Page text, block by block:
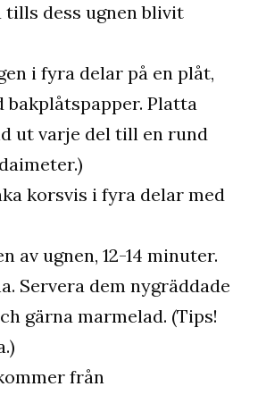
tills dess ugnen blivit
i fyra delar på en plåt,
bakplåtspapper. Platta
ut varje del till en rund
korsvis i fyra delar med
av ugnen, 12-14 minuter.
Servera dem nygräddade
gärna marmelad. (Tips!
från